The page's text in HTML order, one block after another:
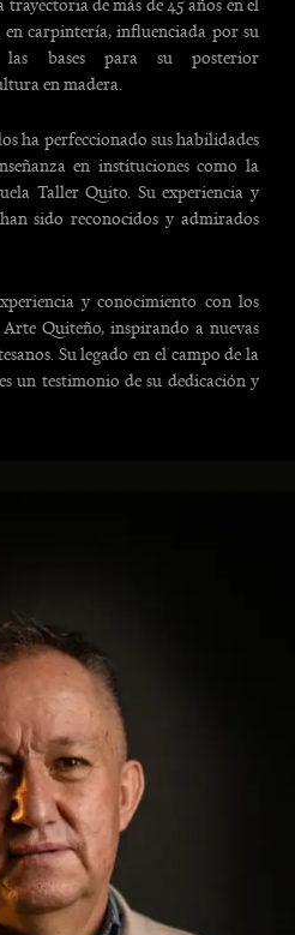
carpintería, influenciada por su
bases para su posterior
en madera.
ha perfeccionado sus habilidades
en instituciones como la
Taller Quito. Su experiencia y
sido reconocidos y admirados
y conocimiento con los
Arte Quiteño, inspirando a nuevas
Su legado en el campo de la
un testimonio de su dedicación y